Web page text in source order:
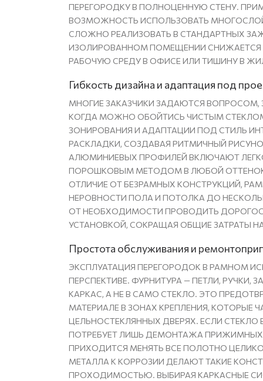
ПЕРЕГОРОДКУ В ПОЛНОЦЕННУЮ СТЕНУ.
ВОЗМОЖНОСТЬ ИСПОЛЬЗОВАТЬ
СЛОЖНО РЕАЛИЗОВАТЬ В СТАНДАРТНЫХ
ИЗОЛИРОВАННОМ ПОМЕЩЕНИИ СНИЖАЕТСЯ
РАБОЧУЮ СРЕДУ В ОФИСЕ ИЛИ ТИШИНУ В
Гибкость дизайна и адаптация под
МНОГИЕ ЗАКАЗЧИКИ ЗАДАЮТСЯ ВОПРОСОМ,
КОГДА МОЖНО ОБОЙТИСЬ ЧИСТЫМ
ЗОНИРОВАНИЯ И АДАПТАЦИИ ПОД СТИЛЬ
РАСКЛАДКИ, СОЗДАВАЯ РИТМИЧНЫЙ
АЛЮМИНИЕВЫХ ПРОФИЛЕЙ ВКЛЮЧАЮТ
ПОРОШКОВЫМ МЕТОДОМ В ЛЮБОЙ
ОТЛИЧИЕ ОТ БЕЗРАМНЫХ КОНСТРУКЦИЙ,
НЕРОВНОСТИ ПОЛА И ПОТОЛКА ДО
ОТ НЕОБХОДИМОСТИ ПРОВОДИТЬ
УСТАНОВКОЙ, СОКРАЩАЯ ОБЩИЕ ЗАТРАТЫ
Простота обслуживания и
ЭКСПЛУАТАЦИЯ ПЕРЕГОРОДОК В РАМНОМ
ПЕРСПЕКТИВЕ. ФУРНИТУРА — ПЕТЛИ, РУЧКИ,
КАРКАС, А НЕ В САМО СТЕКЛО. ЭТО
МАТЕРИАЛЕ В ЗОНАХ КРЕПЛЕНИЯ, КОТОРЫЕ
ЦЕЛЬНОСТЕКЛЯННЫХ ДВЕРЯХ. ЕСЛИ СТЕКЛО
ПОТРЕБУЕТ ЛИШЬ ДЕМОНТАЖА ПРИЖИМНЫХ
ПРИХОДИТСЯ МЕНЯТЬ ВСЕ ПОЛОТНО
МЕТАЛЛА К КОРРОЗИИ ДЕЛАЮТ ТАКИЕ
ПРОХОДИМОСТЬЮ. ВЫБИРАЯ КАРКАСНЫЕ